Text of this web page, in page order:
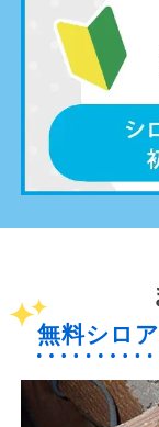
無料シロ